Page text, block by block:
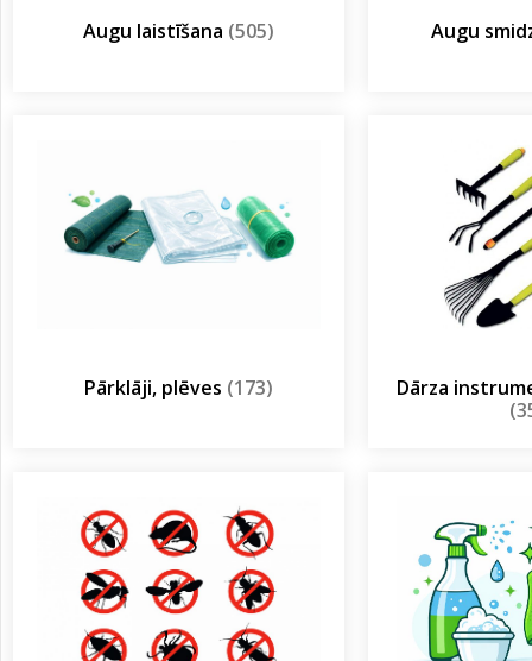
Augu laistīšana (505) Augu
Pārklāji, plēves (173)
Dārza